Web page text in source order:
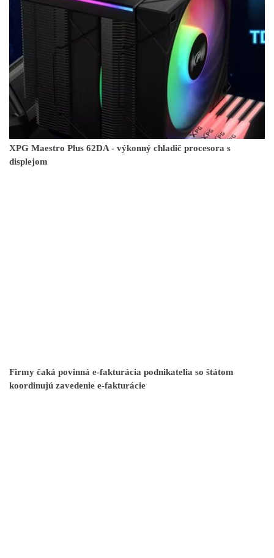
XPG Maestro Plus 62DA - výkonný chladič procesora s
displejom
Firmy čaká povinná e-fakturácia podnikatelia so štátom
koordinujú zavedenie e-fakturácie